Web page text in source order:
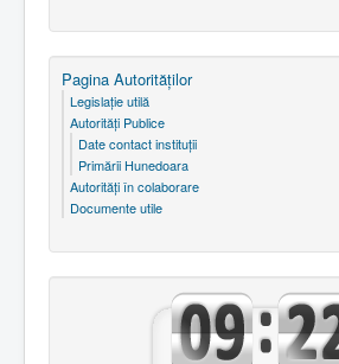
Pagina Autorităţilor
Legislaţie utilă
Autorităţi Publice
Date contact instituţii
Primării Hunedoara
Autorităţi în colaborare
Documente utile